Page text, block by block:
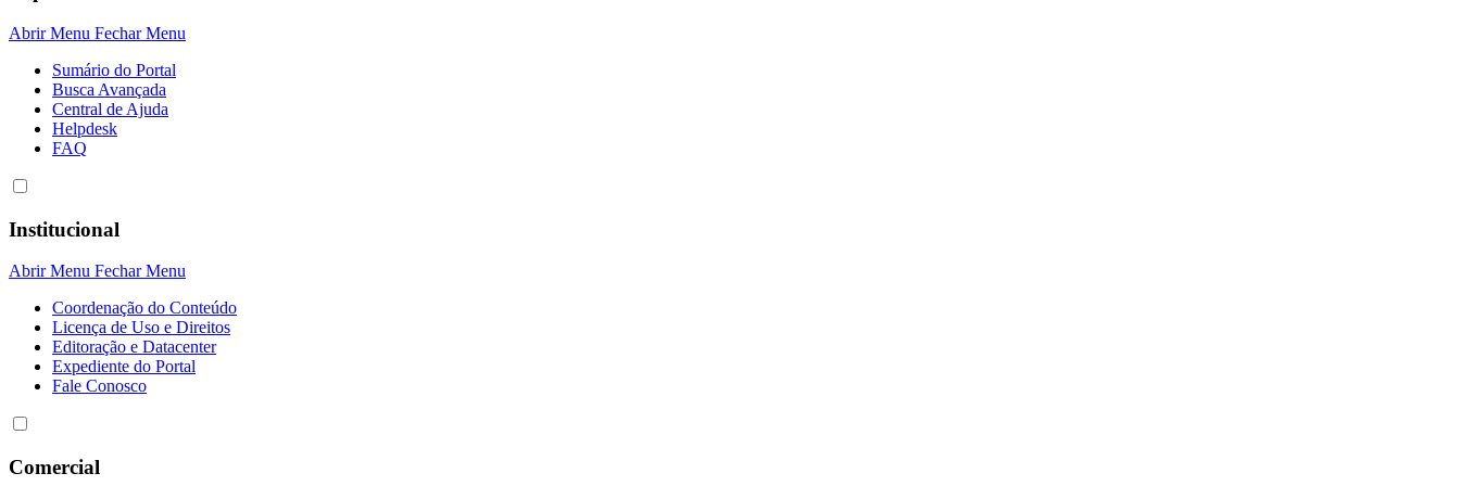
Abrir Menu Fechar Menu
Sumário do Portal
Busca Avançada
Central de Ajuda
Helpdesk
FAQ
Institucional
Abrir Menu Fechar Menu
Coordenação do Conteúdo
Licença de Uso e Direitos
Editoração e Datacenter
Expediente do Portal
Fale Conosco
Comercial